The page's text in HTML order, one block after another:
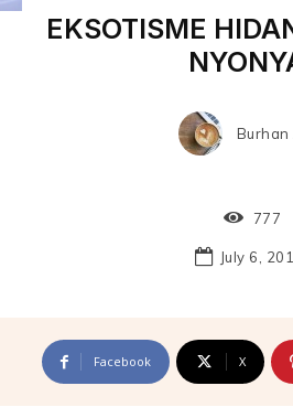
EKSOTISME
Burhan
777
July 6,
Facebook X